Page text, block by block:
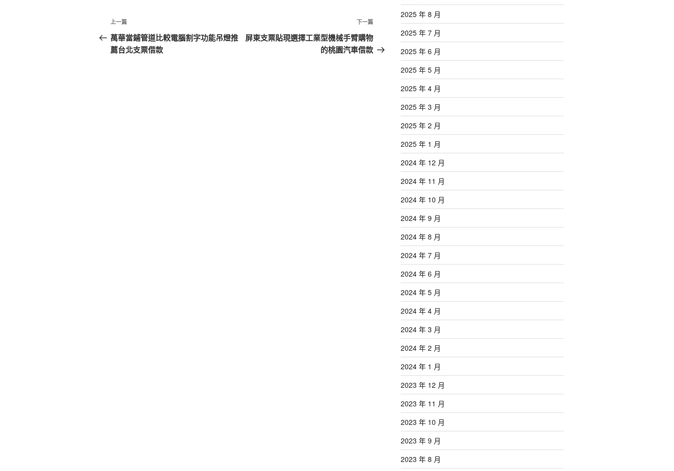
文
章
導
上
一
篇
上一篇
萬華當鋪管道比較電腦割字功能吊燈推
薦台北支票借款
下
一
篇
下一篇
屏東支票貼現選擇工業型機械手臂購物
的桃園汽車借款
2025 年 8 月
2025 年 7 月
2025 年 6 月
2025 年 5 月
2025 年 4 月
2025 年 3 月
2025 年 2 月
2025 年 1 月
2024 年 12 月
2024 年 11 月
2024 年 10 月
2024 年 9 月
2024 年 8 月
2024 年 7 月
2024 年 6 月
2024 年 5 月
2024 年 4 月
2024 年 3 月
2024 年 2 月
2024 年 1 月
2023 年 12 月
2023 年 11 月
2023 年 10 月
2023 年 9 月
2023 年 8 月